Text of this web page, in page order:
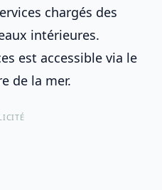
chargés des
intérieures.
est accessible via le
de la mer.